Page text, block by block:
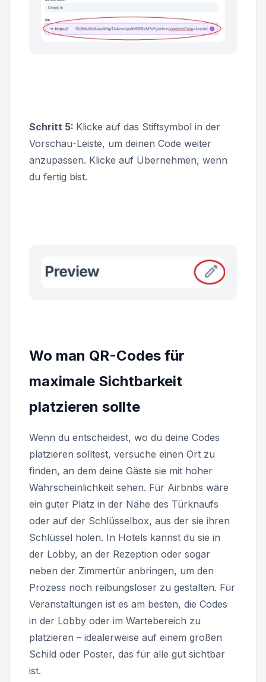
Schritt 5: Klicke auf das Stiftsymbol in der
Vorschau-Leiste, um deinen Code weiter
anzupassen. Klicke auf Übernehmen, wenn
du fertig bist.
Wo man QR-Codes für
maximale Sichtbarkeit
platzieren sollte
Wenn du entscheidest, wo du deine Codes
platzieren solltest, versuche einen Ort zu
finden, an dem deine Gäste sie mit hoher
Wahrscheinlichkeit sehen. Für Airbnbs wäre
ein guter Platz in der Nähe des Türknaufs
oder auf der Schlüsselbox, aus der sie ihren
Schlüssel holen. In Hotels kannst du sie in
der Lobby, an der Rezeption oder sogar
neben der Zimmertür anbringen, um den
Prozess noch reibungsloser zu gestalten. Für
Veranstaltungen ist es am besten, die Codes
in der Lobby oder im Wartebereich zu
platzieren – idealerweise auf einem großen
Schild oder Poster, das für alle gut sichtbar
ist.